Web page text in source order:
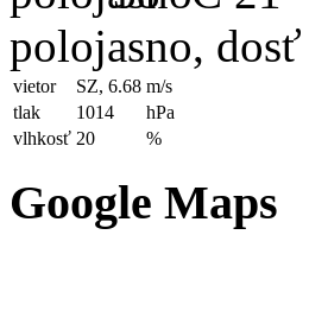
polojasno,
vietor SZ, 6.68 m/s
tlak
1014
hPa
vlhkosť 20 %
Google Maps